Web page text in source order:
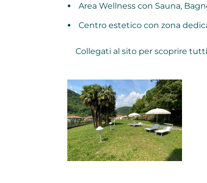
Area Wellness con Sauna,
Centro estetico con zona
Collegati al sito per scoprire